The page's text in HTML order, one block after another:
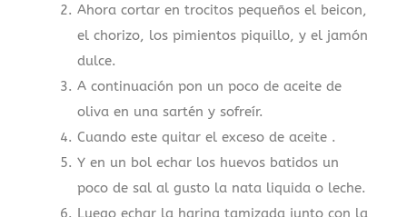
Ahora cortar en trocitos pequeños el beicon,
el chorizo, los pimientos piquillo, y el jamón
dulce.
A continuación pon un poco de aceite de
oliva en una sartén y sofreír.
Cuando este quitar el exceso de aceite .
Y en un bol echar los huevos batidos un
poco de sal al gusto la nata liquida o leche.
Luego echar la harina tamizada junto con la